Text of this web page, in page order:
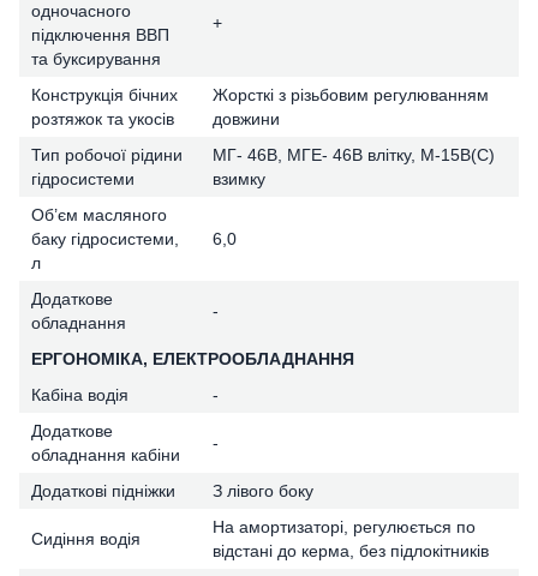
одночасного
підключення ВВП
та буксирування
+
Конструкція бічних
розтяжок та укосів
Жорсткі з різьбовим регулюванням
довжини
Тип робочої рідини
гідросистеми
МГ- 46В, МГЕ- 46В влітку, М-15В(С)
взимку
Об’єм масляного
баку гідросистеми,
л
6,0
Додаткове
обладнання
-
ЕРГОНОМІКА, ЕЛЕКТРООБЛАДНАННЯ
Кабіна водія
-
Додаткове
обладнання кабіни
-
Додаткові підніжки З лівого боку
Сидіння водія
На амортизаторі, регулюється по
відстані до керма, без підлокітників